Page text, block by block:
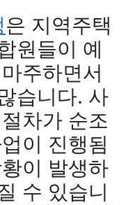
은 지역주택
원들이 예
주하면서
습니다. 사
차가 순조
이 진행됨
이 발생하
수 있습니